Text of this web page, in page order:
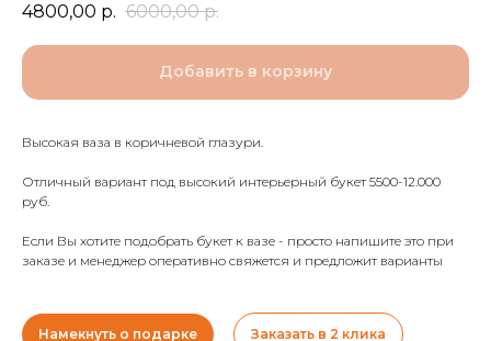
4800,00 р. 6000,00 р.
Добавить в корзину
Высокая ваза в коричневой глазури.
Отличный вариант под высокий интерьерный букет 5500-12.000
руб.
Если Вы хотите подобрать букет к вазе - просто напишите это при
заказе и менеджер оперативно свяжется и предложит варианты
Намекнуть о подарке
Заказать в 2 клика